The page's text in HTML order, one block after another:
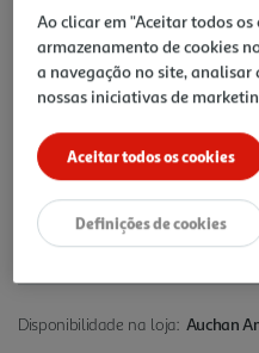
para
a
mesma
página.
2,79 €
Notas de preparação
Disponibilidade na loja: Auchan
Ao clicar em "Aceitar todos os
armazenamento de cookies
a navegação no site,
nossas iniciativas de
Aceitar todos os cookies
Definições de cookies